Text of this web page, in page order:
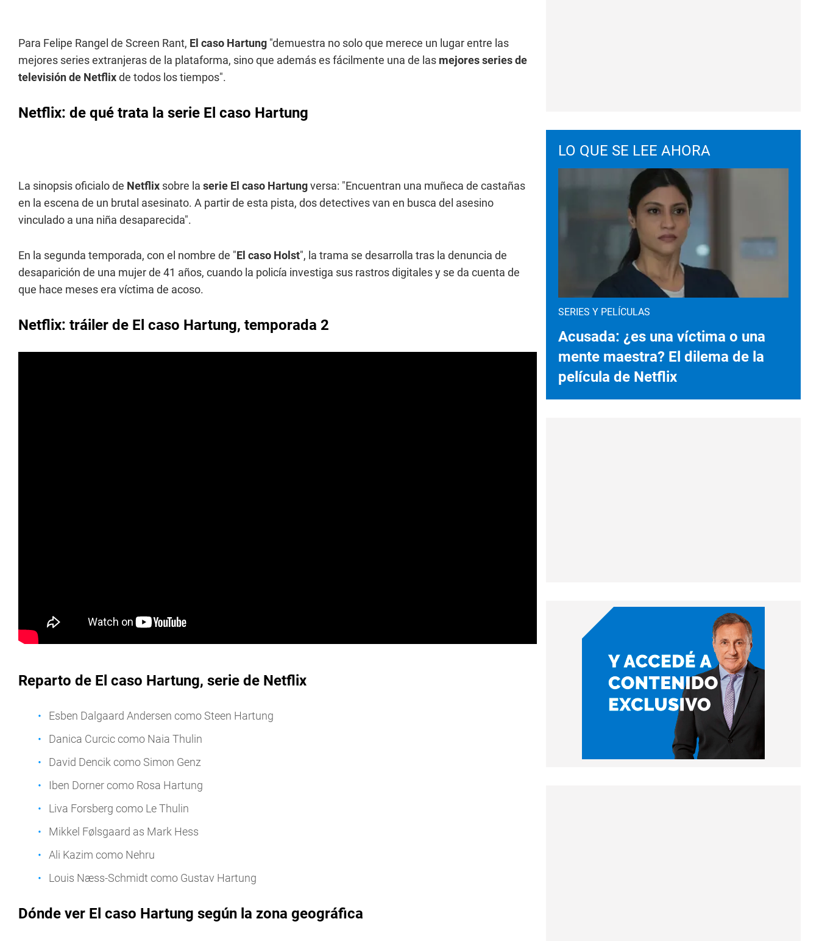
Para Felipe Rangel de Screen Rant, El caso Hartung "demuestra no solo que merece un lugar entre las
mejores series extranjeras de la plataforma, sino que además es fácilmente una de las mejores series de
televisión de Netflixde todos los tiempos".
Netflix: de qué trata la serie El caso Hartung
La sinopsis oficialo de Netflix sobre la serie El caso Hartungversa: "Encuentran una muñeca de castañas
en la escena de un brutal asesinato. A partir de esta pista, dos detectives van en busca del asesino
vinculado a una niña desaparecida".
En la segunda temporada, con el nombre de "El caso Holst", la trama se desarrolla tras la denuncia de
desaparición de una mujer de 41 años, cuando la policía investiga sus rastros digitales y se da cuenta de
que hace meses era víctima de acoso.
Netflix: tráiler de El caso Hartung, temporada 2
Reparto de El caso Hartung, serie de Netflix
Esben Dalgaard Andersen como Steen Hartung
Danica Curcic como Naia Thulin
David Dencik como Simon Genz
Iben Dorner como Rosa Hartung
Liva Forsberg como Le Thulin
Mikkel Følsgaard as Mark Hess
Ali Kazim como Nehru
Louis Næss-Schmidt como Gustav Hartung
Dónde ver El caso Hartung según la zona geográfica
LO QUE SE LEE AHORA
SERIES Y PELÍCULAS
Acusada: ¿es una víctima o una
mente maestra? El dilema de la
película de Netflix